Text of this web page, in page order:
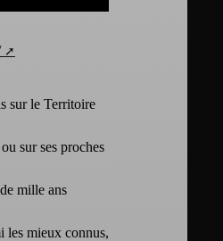
sur le Territoire
sur ses proches
mille ans
les mieux connus,